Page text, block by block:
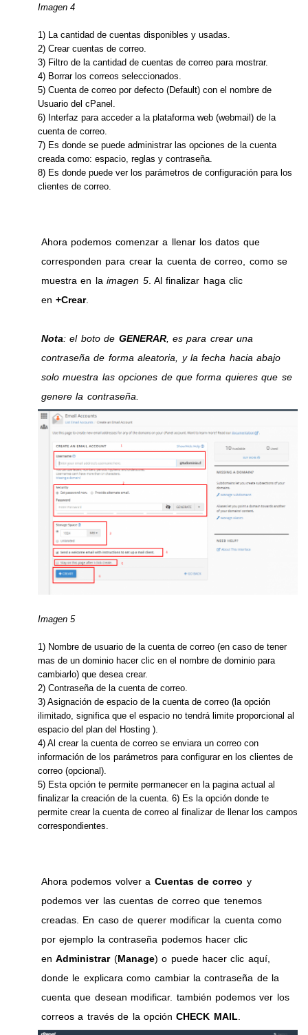
Imagen 4
1) La cantidad de cuentas disponibles y usadas.
2) Crear cuentas de correo.
3) Filtro de la cantidad de cuentas de correo para mostrar.
4) Borrar los correos seleccionados.
5) Cuenta de correo por defecto (Default) con el nombre de
Usuario del cPanel.
6) Interfaz para acceder a la plataforma web (webmail) de la
cuenta de correo.
7) Es donde se puede administrar las opciones de la cuenta
creada como: espacio, reglas y contraseña.
8) Es donde puede ver los parámetros de configuración para los
clientes de correo.
Ahora podemos comenzar a llenar los datos que
corresponden para crear la cuenta de correo, como se
muestra en la imagen 5. Al finalizar haga clic
en+Crear.
Nota: el boto de GENERAR, es para crear una
contraseña de forma aleatoria, y la fecha hacia abajo
solo muestra las opciones de que forma quieres que se
genere la contraseña.
Imagen 5
1) Nombre de usuario de la cuenta de correo (en caso de tener
mas de un dominio hacer clic en el nombre de dominio para
cambiarlo) que desea crear.
2) Contraseña de la cuenta de correo.
3) Asignación de espacio de la cuenta de correo (la opción
ilimitado, significa que el espacio no tendrá limite proporcional al
espacio del plan del Hosting ).
4) Al crear la cuenta de correo se enviara un correo con
información de los parámetros para configurar en los clientes de
correo (opcional).
5) Esta opción te permite permanecer en la pagina actual al
finalizar la creación de la cuenta. 6) Es la opción donde te
permite crear la cuenta de correo al finalizar de llenar los campos
correspondientes.
Ahora podemos volver a Cuentas de correo y
podemos ver las cuentas de correo que tenemos
creadas. En caso de querer modificar la cuenta como
por ejemplo la contraseña podemos hacer clic
enAdministrar(Manage) o puede hacer clic aquí,
donde le explicara como cambiar la contraseña de la
cuenta que desean modificar. también podemos ver los
correos a través de la opciónCHECK MAIL.